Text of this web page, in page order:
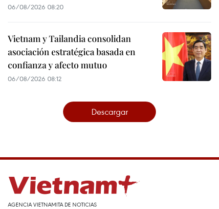
06/08/2026 08:20
Vietnam y Tailandia consolidan
asociación estratégica basada en
confianza y afecto mutuo
06/08/2026 08:12
Descargar
AGENCIA VIETNAMITA DE NOTICIAS